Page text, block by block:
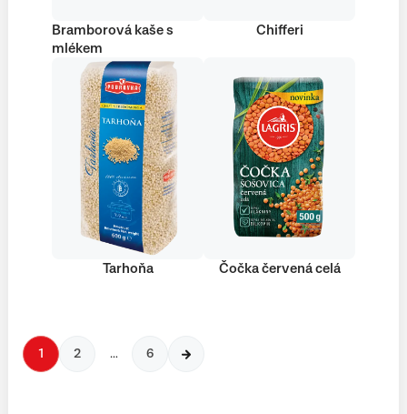
Bramborová kaše s
mlékem
Chifferi
Tarhoňa Čočka červená celá
1 2 … 6